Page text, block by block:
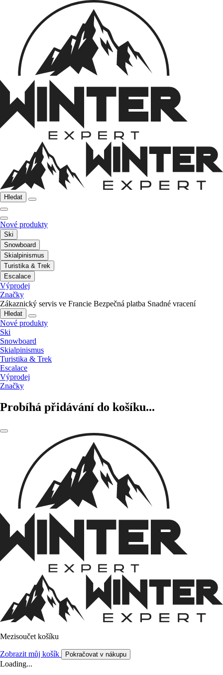
Hledat
Nové produkty
Ski
Snowboard
Skialpinismus
Turistika & Trek
Escalace
Výprodej
Značky
Zákaznický servis ve Francie Bezpečná platba Snadné vracení
Hledat
Nové produkty
Ski
Snowboard
Skialpinismus
Turistika & Trek
Escalace
Výprodej
Značky
Probíhá přidávání do košíku...
Mezisoučet košíku
Zobrazit můj košík Pokračovat v nákupu
Loading...